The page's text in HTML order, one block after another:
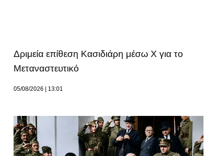
Δριμεία επίθεση Κασιδιάρη μέσω Χ για το
Μεταναστευτικό
05/08/2026 13:01